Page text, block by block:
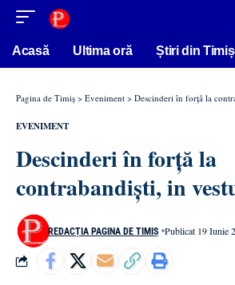
conținut
Acasă Ultima oră Știri din
Pagina de Timiș > Eveniment > Descinderi în forță la
EVENIMENT
Descinderi în forță la
contrabandiști, in
REDACȚIA PAGINA DE TIMIȘ Publicat 19 Iunie